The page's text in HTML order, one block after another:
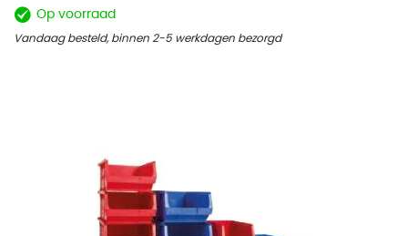
Op voorraad
Vandaag besteld, binnen 2-5 werkdagen bezorgd